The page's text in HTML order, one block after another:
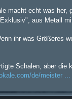
macht echt was
aus Metall
ihr was Größeres
Schalen, aber
de/meister ...